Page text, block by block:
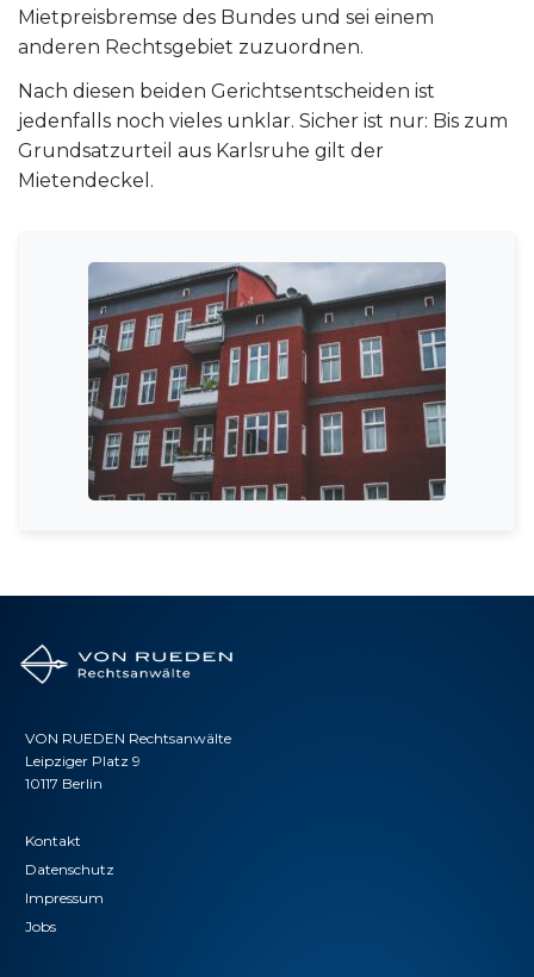
Mietpreisbremse des Bundes und sei einem
anderen Rechtsgebiet zuzuordnen.
Nach diesen beiden Gerichtsentscheiden ist
jedenfalls noch vieles unklar. Sicher ist nur: Bis zum
Grundsatzurteil aus Karlsruhe gilt der
Mietendeckel.
VON RUEDEN Rechtsanwälte
Leipziger Platz 9
10117 Berlin
Kontakt
Datenschutz
Impressum
Jobs